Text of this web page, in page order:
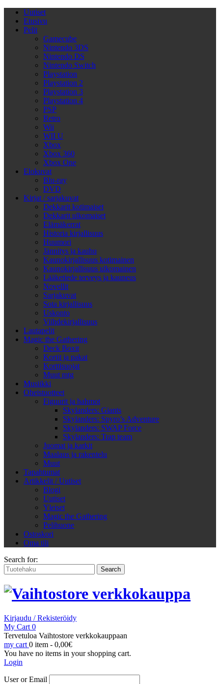
Uutiset
Etusivu
Pelit
Gamecube
Nintendo 3DS
Nintendo DS
Nintendo Switch
Playstation
Playstation 2
Playstation 3
Playstation 4
PSP
Retro
Wii
WII U
Xbox
Xbox 360
Xbox One
Elokuvat
Blu-ray
DVD
Kirjat / sarjakuvat
Dekkarit kotimaiset
Dekkarit ulkomaiset
Elämäkerrat
Historia kirjallisuus
Huumori
Jännitys ja kauhu
Kaunokirjallisuus kotimainen
Kaunokirjallisuus ulkomainen
Lääketiede terveys ja kauneus
Novellit
Sarjakuvat
Sota kirjallisuus
Uskonto
Viihdekirjallisuus
Lautapelit
Magic the Gathering
Deck Boxit
Kortit ja pakat
Korttisuojat
Muut mtg
Musiikki
Oheistuotteet
Figuurit ja hahmot
Skylanders: Giants
Skylanders: Spyro’s Adventure
Skylanders: SWAP Force
Skylanders: Trap team
Juomat ja karkit
Maalaus ja rakentelu
Muut
Tapahtumat
Artikkelit / Uutiset
Blogi
Uutiset
Yleiset
Magic the Gathering
Pelihuone
Ostoskori
Oma tili
Search for:
Kirjaudu / Rekisteröidy
My Cart 0
Tervetuloa Vaihtostore verkkokauppaan
my cart 0 item - 0,00€
You have no items in your shopping cart.
Login
User or Email